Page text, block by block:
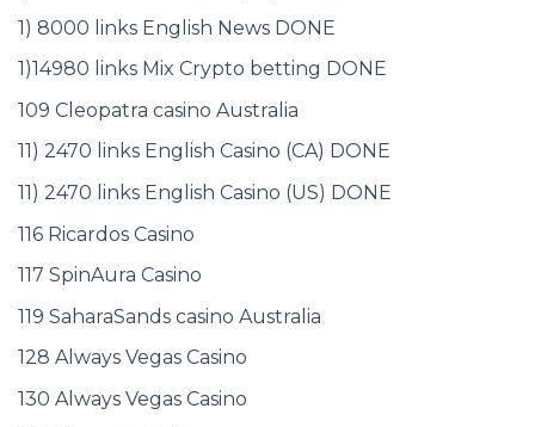
1) 8000 links English News DONE
1)14980 links Mix Crypto betting DONE
109 Cleopatra casino Australia
11) 2470 links English Casino (CA) DONE
11) 2470 links English Casino (US) DONE
116 Ricardos Casino
117 SpinAura Casino
119 SaharaSands casino Australia
128 Always Vegas Casino
130 Always Vegas Casino